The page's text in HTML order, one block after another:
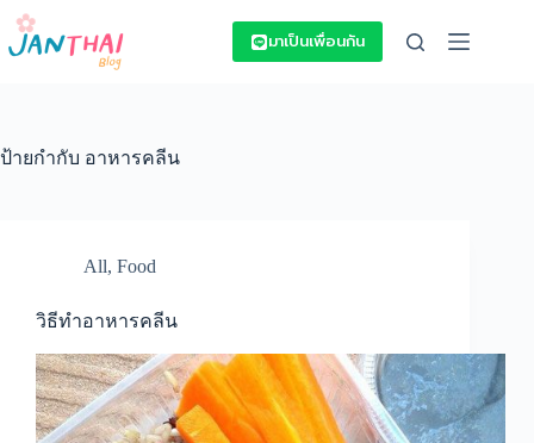
Skip
content
มาเป็นเพื่อนกัน
ป้ายกำกับ อาหารคลีน
All, Food
วิธีทำอาหารคลีน